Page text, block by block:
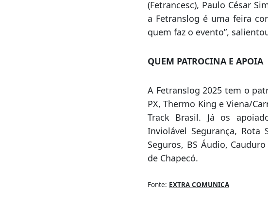
Fetranslog, Luiz Alberto
setor. “Quem roda o Brasil
própria região Oeste de
da Federação das
a Fetranslog é uma feira
quem faz o evento”,
QUEM PATROCINA E APOIA
A Fetranslog 2025 tem o
Track Brasil. Já os